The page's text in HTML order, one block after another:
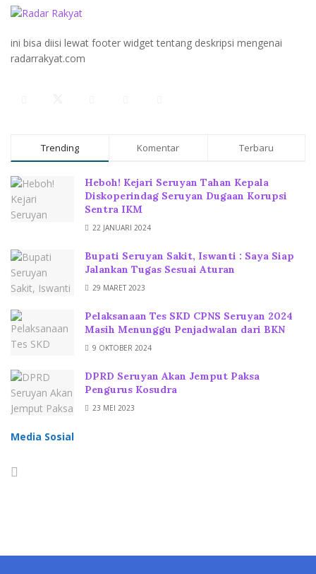
ini bisa diisi lewat footer widget tentang deskripsi mengenai
radarrakyat.com
Trending Komentar Terbaru
Heboh! Kejari Seruyan Tahan Kepala
Diskoperindag Seruyan Dugaan Korupsi
Sentra IKM
22 JANUARI 2024
Bupati Seruyan Sakit, Iswanti : Saya Siap
Jalankan Tugas Sesuai Aturan
29 MARET 2023
Pelaksanaan Tes SKD CPNS Seruyan 2024
Masih Menunggu Penjadwalan dari BKN
9 OKTOBER 2024
DPRD Seruyan Akan Jemput Paksa
Pengurus Kosudra
23 MEI 2023
Media Sosial